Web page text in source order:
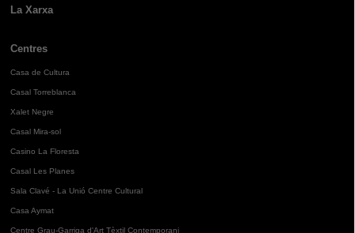
La Xarxa
Centres
Casa de Cultura
Casal Torreblanca
Xalet Negre
Casal Mira-sol
Casino La Floresta
Casal Les Planes
Sala Clavé - La Unió Centre Cultural
Casa Aymat
Centre Grau-Garriga d'Art Tèxtil Contemporani